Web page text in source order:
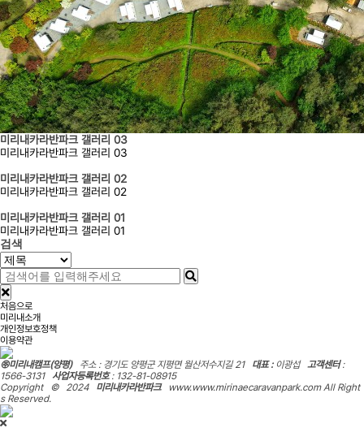
미리내카라반파크 갤러리 03
미리내카라반파크 갤러리 03
미리내카라반파크 갤러리 02
미리내카라반파크 갤러리 02
미리내카라반파크 갤러리 01
미리내카라반파크 갤러리 01
검색
처음으로
미리내소개
개인정보호정책
이용약관
㈜미리내캠프(양평)주소 : 경기도 양평군 지평면 월산저수지길 21 대표 : 이광섭 고객센터:
1566-3131 사업자등록번호: 132-81-08915
Copyright © 2024 미리내카라반파크www.www.mirinaecaravanpark.com All Right
s Reserved.